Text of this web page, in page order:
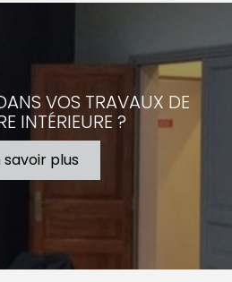
VOS TRAVAUX DE
INTÉRIEURE ?
savoir plus